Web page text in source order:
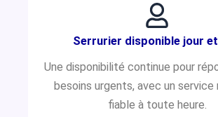
Serrurier disponible jour
Une disponibilité continue pour
besoins urgents, avec un service
fiable à toute heure.